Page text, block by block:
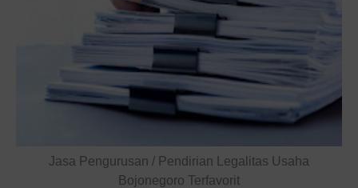
Jasa Pengurusan / Pendirian Legalitas Usaha
Bojonegoro Terfavorit